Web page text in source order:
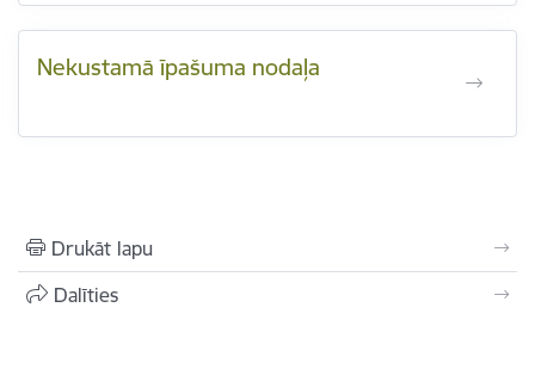
Nekustamā īpašuma nodaļa
Drukāt lapu
Dalīties